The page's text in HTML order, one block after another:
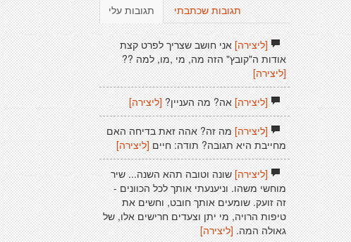
תגובות עלי תגובות שכתבתי
[ליצירה]אני חושב שצריך לפרט קצת
אודות ה"קובץ" הזה מה, מי ,מו, למה ??
[ליצירה]
[ליצירה]אה? מה העניין? [ליצירה]
[ליצירה]מה זה? אהה זאת בדיחה האם
מחייבת היא תגובה? תודה: חיים [ליצירה]
[ליצירה]שונה וטובה תהא השנה... שיר
מוחשי משהו. וניענעתי אותך לכל הכוונים -
זה זועק. שומעים אותך חובט, וחשים את
טיפות הרויה, מי יתן וצעדים חרישים אלו, של
גאולה המה. [ליצירה]